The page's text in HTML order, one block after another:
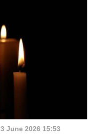
3 June 2026 15:53